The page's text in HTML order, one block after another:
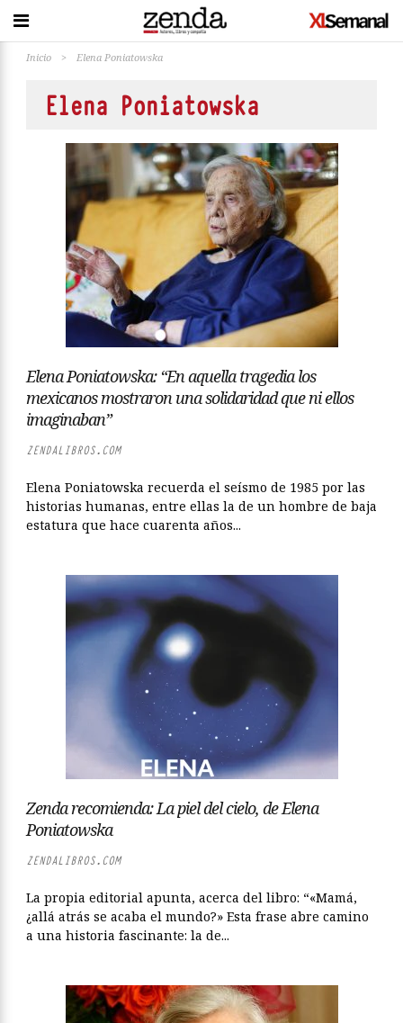
Inicio > Elena Poniatowska
Elena Poniatowska
Elena Poniatowska: “En aquella tragedia los
mexicanos mostraron una solidaridad que ni ellos
imaginaban”
ZENDALIBROS.COM
Elena Poniatowska recuerda el seísmo de 1985 por las
historias humanas, entre ellas la de un hombre de baja
estatura que hace cuarenta años...
Zenda recomienda: La piel del cielo, de Elena
Poniatowska
ZENDALIBROS.COM
La propia editorial apunta, acerca del libro: “«Mamá,
¿allá atrás se acaba el mundo?» Esta frase abre camino
a una historia fascinante: la de...